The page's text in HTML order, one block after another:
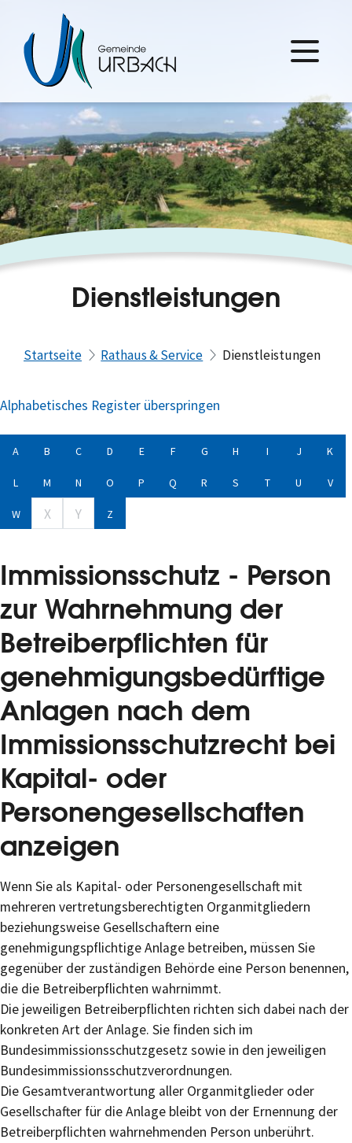
Dienstleistungen
Startseite Rathaus & Service Dienstleistungen
Alphabetisches Register überspringen
A B C D E F G H I J K
L M N O P Q R S T U V
W X Y Z
Immissionsschutz - Person
zur Wahrnehmung der
Betreiberpflichten für
genehmigungsbedürftige
Anlagen nach dem
Immissionsschutzrecht bei
Kapital- oder
Personengesellschaften
anzeigen
Wenn Sie als Kapital- oder Personengesellschaft mit
mehreren vertretungsberechtigten Organmitgliedern
beziehungsweise Gesellschaftern eine
genehmigungspflichtige Anlage betreiben, müssen Sie
gegenüber der zuständigen Behörde eine Person benennen,
die die Betreiberpflichten wahrnimmt.
Die jeweiligen Betreiberpflichten richten sich dabei nach der
konkreten Art der Anlage. Sie finden sich im
Bundesimmissionsschutzgesetz sowie in den jeweiligen
Bundesimmissionsschutzverordnungen.
Die Gesamtverantwortung aller Organmitglieder oder
Gesellschafter für die Anlage bleibt von der Ernennung der
Betreiberpflichten wahrnehmenden Person unberührt.